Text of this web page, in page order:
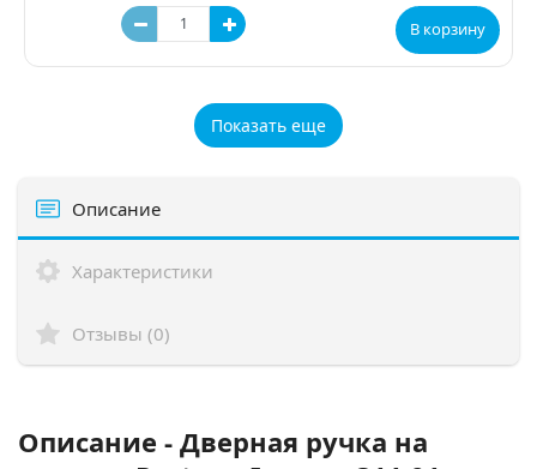
В корзину
Показать еще
Описание
Характеристики
Отзывы (0)
Описание - Дверная ручка на